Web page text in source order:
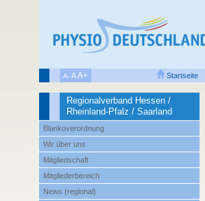
A-A A+ Startseite
Regionalverband Hessen /
Rheinland-Pfalz / Saarland
Blankoverordnung
Wir über uns
Mitgliedschaft
Mitgliederbereich
News (regional)